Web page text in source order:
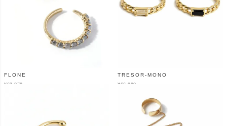
FLONE
¥62,370
TRESOR-MONO
¥66,000